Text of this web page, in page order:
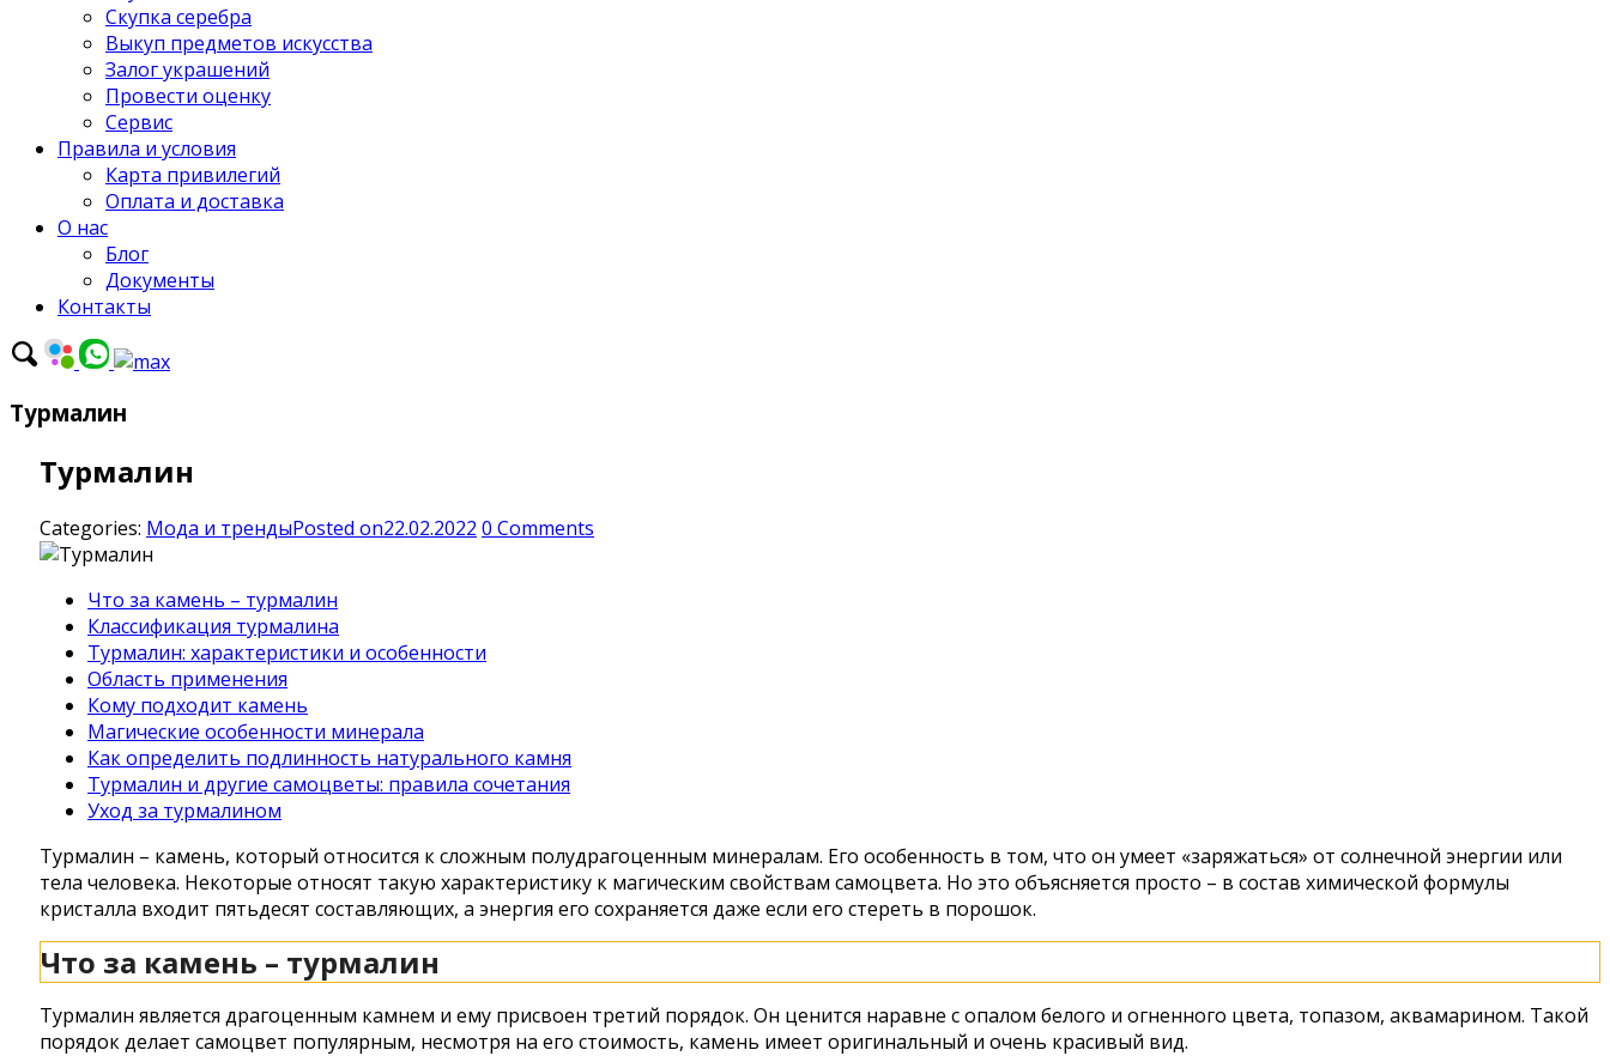
Скупка серебра
Выкуп предметов искусства
Залог украшений
Провести оценку
Сервис
Правила и условия
Карта привилегий
Оплата и доставка
О нас
Блог
Документы
Контакты
Турмалин
Турмалин
Categories: Мода и трендыPosted on22.02.2022 0 Comments
Что за камень – турмалин
Классификация турмалина
Турмалин: характеристики и особенности
Область применения
Кому подходит камень
Магические особенности минерала
Как определить подлинность натурального камня
Турмалин и другие самоцветы: правила сочетания
Уход за турмалином
Турмалин – камень, который относится к сложным полудрагоценным минералам. Его особенность в том, что он умеет «заряжаться» от солнечной энергии или
тела человека. Некоторые относят такую характеристику к магическим свойствам самоцвета. Но это объясняется просто – в состав химической формулы
кристалла входит пятьдесят составляющих, а энергия его сохраняется даже если его стереть в порошок.
Что за камень – турмалин
Турмалин является драгоценным камнем и ему присвоен третий порядок. Он ценится наравне с опалом белого и огненного цвета, топазом, аквамарином. Такой
порядок делает самоцвет популярным, несмотря на его стоимость, камень имеет оригинальный и очень красивый вид.